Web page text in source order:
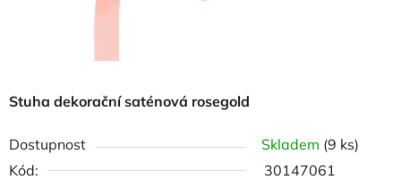
Stuha dekorační saténová rosegold
Dostupnost Skladem (9 ks)
Kód:
30147061